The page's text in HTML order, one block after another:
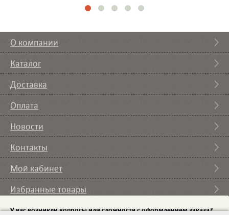
О компании
Каталог
Доставка
Оплата
Новости
Контакты
Мой кабинет
Избранные товары
Вы смотрели
У вас возникли вопросы или сложности с оформлением заказа?